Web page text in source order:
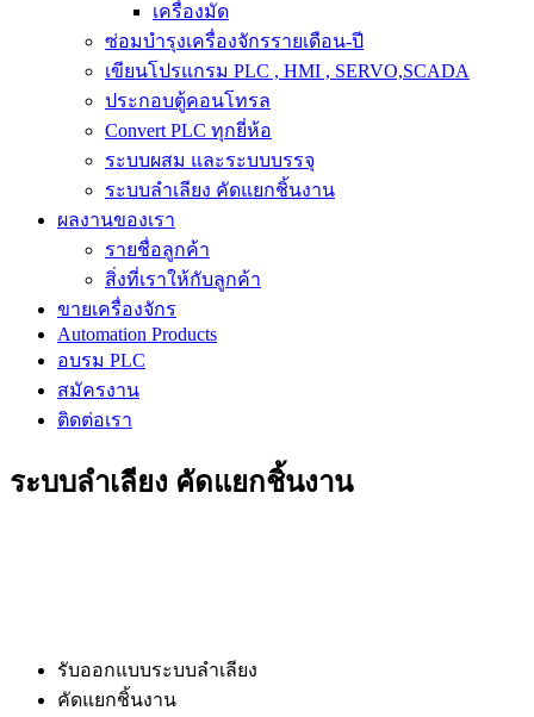
เครื่องมัด
ซ่อมบำรุงเครื่องจักรรายเดือน-ปี
เขียนโปรแกรม PLC , HMI , SERVO,SCADA
ประกอบตู้คอนโทรล
Convert PLC ทุกยี่ห้อ
ระบบผสม และระบบบรรจุ
ระบบลำเลียง คัดแยกชิ้นงาน
ผลงานของเรา
รายชื่อลูกค้า
สิ่งที่เราให้กับลูกค้า
ขายเครื่องจักร
Automation Products
อบรม PLC
สมัครงาน
ติดต่อเรา
ระบบลำเลียง คัดแยกชิ้นงาน
รับออกแบบระบบลำเลียง
คัดแยกชิ้นงาน